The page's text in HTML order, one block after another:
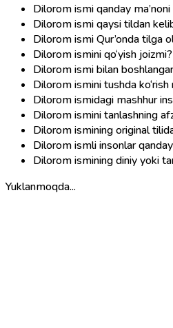
Dilorom ismi qanday
Dilorom ismi qaysi tildan
Dilorom ismi Qur’onda tilga
Dilorom ismini qo‘yish joizmi?
Dilorom ismi bilan
Dilorom ismini tushda
Dilorom ismidagi mashhur
Dilorom ismini tanlashning
Dilorom ismining original
Dilorom ismli insonlar
Dilorom ismining diniy yoki
Yuklanmoqda...